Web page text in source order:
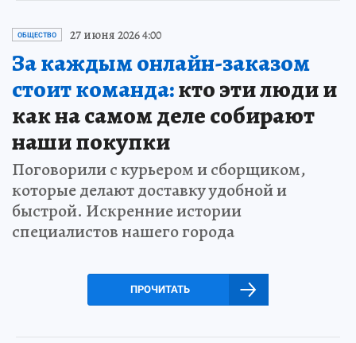
ОБЩЕСТВО 27 июня 2026 4:00
За каждым онлайн-заказом
стоит команда:кто эти люди и
как на самом деле собирают
наши покупки
Поговорили с курьером и сборщиком,
которые делают доставку удобной и
быстрой. Искренние истории
специалистов нашего города
ПРОЧИТАТЬ